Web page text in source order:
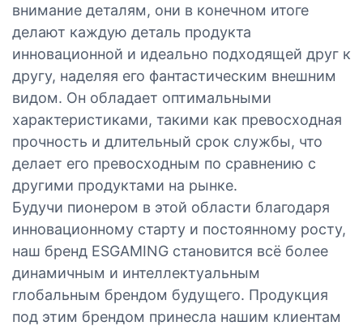
внимание деталям, они в конечном итоге
делают каждую деталь продукта
инновационной и идеально подходящей друг к
другу, наделяя его фантастическим внешним
видом. Он обладает оптимальными
характеристиками, такими как превосходная
прочность и длительный срок службы, что
делает его превосходным по сравнению с
другими продуктами на рынке.
Будучи пионером в этой области благодаря
инновационному старту и постоянному росту,
наш бренд ESGAMING становится всё более
динамичным и интеллектуальным
глобальным брендом будущего. Продукция
под этим брендом принесла нашим клиентам